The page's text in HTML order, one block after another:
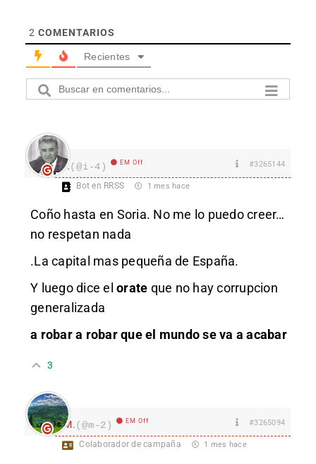
2 COMENTARIOS
Recientes
I.(@i-4) EM Off #3265144
Bot en RRSS 1 mes hace
Coño hasta en Soria. No me lo puedo creer…
no respetan nada
.La capital mas pequeña de España.
Y luego dice el orate que no hay corrupcion
generalizada
a robar a robar que el mundo se va a acabar
3
M.(@m-2) EM Off #3265094
Colaborador de campaña 1 mes hace